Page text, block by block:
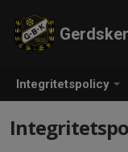
Integritetspolicy